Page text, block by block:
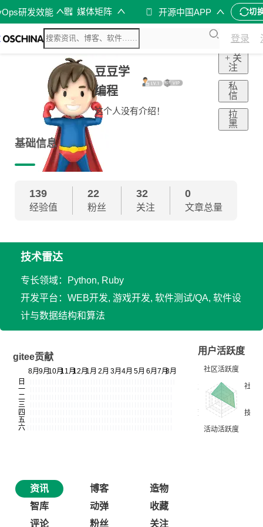
研发效能 媒体矩阵 开源中国APP 切
登录
豆豆学
编程
这个人没有介绍！
+ 关
注
私
信
拉
黑
基础信息
139
经验值
22
粉丝
32
关注
0
文章总量
技术雷达
专长领域：Python, Ruby
开发平台：WEB开发, 游戏开发, 软件测试/QA, 软件设
计与数据结构和算法
gitee贡献
用户活跃度
资讯 博客
造物
智库
动弹
收藏
评论
粉丝 关注